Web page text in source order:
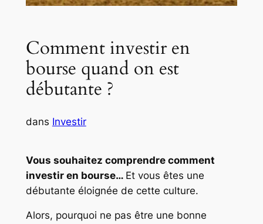
Comment investir en
bourse quand on est
débutante ?
dans Investir
Vous souhaitez comprendre comment
investir en bourse… Et vous êtes une
débutante éloignée de cette culture.
Alors, pourquoi ne pas être une bonne